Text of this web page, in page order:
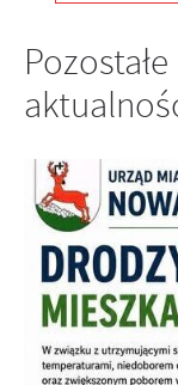
Pozostałe